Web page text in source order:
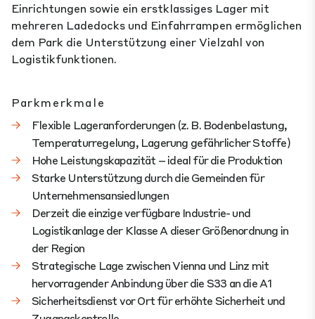
Einrichtungen sowie ein erstklassiges Lager mit
mehreren Ladedocks und Einfahrrampen ermöglichen
dem Park die Unterstützung einer Vielzahl von
Logistikfunktionen.
Parkmerkmale
Flexible Lageranforderungen (z. B. Bodenbelastung,
Temperaturregelung, Lagerung gefährlicher Stoffe)​
Hohe Leistungskapazität – ideal für die Produktion
Starke Unterstützung durch die Gemeinden für
Unternehmensansiedlungen
Derzeit die einzige verfügbare Industrie- und
Logistikanlage der Klasse A dieser Größenordnung in
der Region
Strategische Lage zwischen Vienna und Linz mit
hervorragender Anbindung über die S33 an die A1
Sicherheitsdienst vor Ort für erhöhte Sicherheit und